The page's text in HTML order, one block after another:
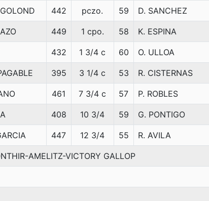
442 pczo. 59 D. SANCHEZ
449 1 cpo. 58 K. ESPINA
432 1 3/4 c 60 O. ULLOA
395 3 1/4 c 53 R. CISTERNAS
461 7 3/4 c 57 P. ROBLES
408 10 3/4 59 G. PONTIGO
447 12 3/4 55 R. AVILA
AMELITZ-VICTORY GALLOP